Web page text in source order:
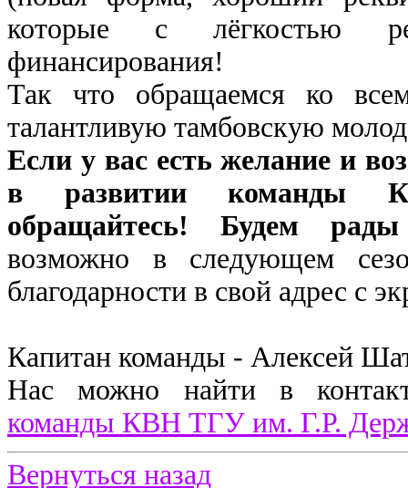
которые с лёгкостью
финансирования!
Так что обращаемся ко
талантливую тамбовскую
Если у вас есть желание и
в развитии команды
обращайтесь! Будем
возможно в следующем
благодарности в свой адрес с
Капитан команды - Алексей
Нас можно найти в
команды КВН ТГУ им. Г.Р.
Вернуться назад